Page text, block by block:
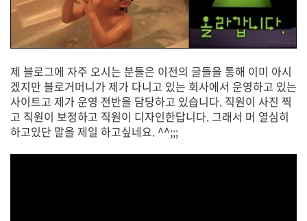
제 블로그에 자주 오시는 분들은 이전의 글들을 통해 이미 아시
겠지만 블로거머니가 제가 다니고 있는 회사에서 운영하고 있는
사이트고 제가 운영 전반을 담당하고 있습니다. 직원이 사진 찍
고 직원이 보정하고 직원이 디자인한답니다. 그래서 머 열심히
하고있단 말을 제일 하고싶네요. ^^;;;